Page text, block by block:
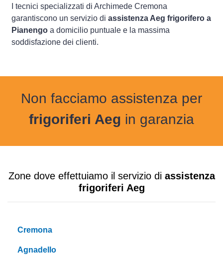
I tecnici specializzati di Archimede Cremona
garantiscono un servizio di assistenza Aeg frigorifero a
Pianengo a domicilio puntuale e la massima
soddisfazione dei clienti.
Non facciamo assistenza per
frigoriferi Aeg in garanzia
Zone dove effettuiamo il servizio di assistenza
frigoriferi Aeg
Cremona
Agnadello